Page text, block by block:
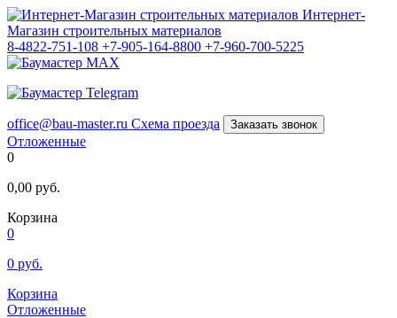
Интернет-
Магазин строительных материалов
8-4822-751-108 +7-905-164-8800 +7-960-700-5225
office@bau-master.ru Схема проезда Заказать звонок
Отложенные
0
0,00 руб.
Корзина
0
0 руб.
Корзина
Отложенные